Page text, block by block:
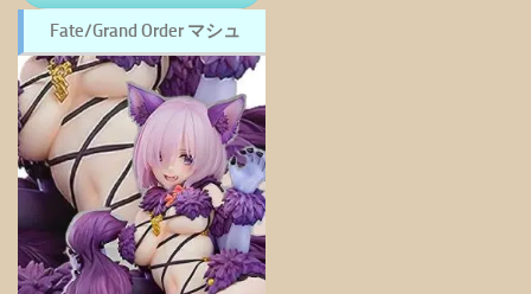
Fate/Grand Order マシュ